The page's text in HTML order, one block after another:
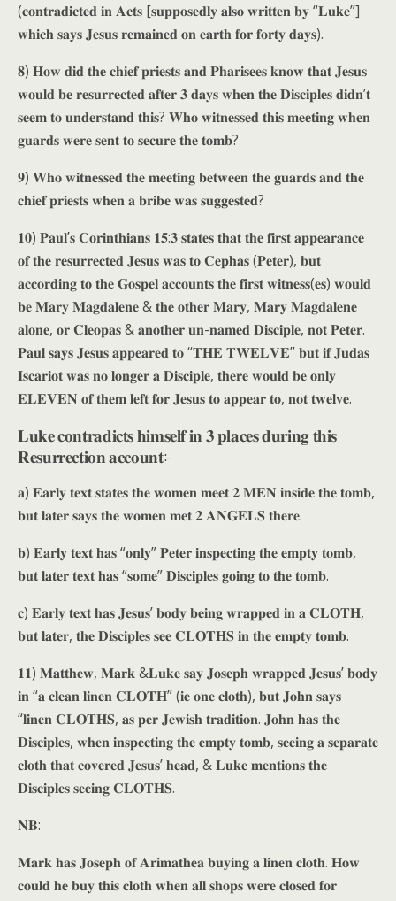
(𝐜𝐨𝐧𝐭𝐫𝐚𝐝𝐢𝐜𝐭𝐞𝐝 𝐢𝐧 𝐀𝐜𝐭𝐬 [𝐬𝐮𝐩𝐩𝐨𝐬𝐞𝐝𝐥𝐲 𝐚𝐥𝐬𝐨 𝐰𝐫𝐢𝐭𝐭𝐞𝐧 𝐛𝐲 “𝐋𝐮𝐤𝐞”]
𝐰𝐡𝐢𝐜𝐡 𝐬𝐚𝐲𝐬 𝐉𝐞𝐬𝐮𝐬 𝐫𝐞𝐦𝐚𝐢𝐧𝐞𝐝 𝐨𝐧 𝐞𝐚𝐫𝐭𝐡 𝐟𝐨𝐫 𝐟𝐨𝐫𝐭𝐲 𝐝𝐚𝐲𝐬).
𝟖) 𝐇𝐨𝐰 𝐝𝐢𝐝 𝐭𝐡𝐞 𝐜𝐡𝐢𝐞𝐟 𝐩𝐫𝐢𝐞𝐬𝐭𝐬 𝐚𝐧𝐝 𝐏𝐡𝐚𝐫𝐢𝐬𝐞𝐞𝐬 𝐤𝐧𝐨𝐰 𝐭𝐡𝐚𝐭 𝐉𝐞𝐬𝐮𝐬
𝐰𝐨𝐮𝐥𝐝 𝐛𝐞 𝐫𝐞𝐬𝐮𝐫𝐫𝐞𝐜𝐭𝐞𝐝 𝐚𝐟𝐭𝐞𝐫 𝟑 𝐝𝐚𝐲𝐬 𝐰𝐡𝐞𝐧 𝐭𝐡𝐞 𝐃𝐢𝐬𝐜𝐢𝐩𝐥𝐞𝐬 𝐝𝐢𝐝𝐧’𝐭
𝐬𝐞𝐞𝐦 𝐭𝐨 𝐮𝐧𝐝𝐞𝐫𝐬𝐭𝐚𝐧𝐝 𝐭𝐡𝐢𝐬? 𝐖𝐡𝐨 𝐰𝐢𝐭𝐧𝐞𝐬𝐬𝐞𝐝 𝐭𝐡𝐢𝐬 𝐦𝐞𝐞𝐭𝐢𝐧𝐠 𝐰𝐡𝐞𝐧
𝐠𝐮𝐚𝐫𝐝𝐬 𝐰𝐞𝐫𝐞 𝐬𝐞𝐧𝐭 𝐭𝐨 𝐬𝐞𝐜𝐮𝐫𝐞 𝐭𝐡𝐞 𝐭𝐨𝐦𝐛?
𝟗) 𝐖𝐡𝐨 𝐰𝐢𝐭𝐧𝐞𝐬𝐬𝐞𝐝 𝐭𝐡𝐞 𝐦𝐞𝐞𝐭𝐢𝐧𝐠 𝐛𝐞𝐭𝐰𝐞𝐞𝐧 𝐭𝐡𝐞 𝐠𝐮𝐚𝐫𝐝𝐬 𝐚𝐧𝐝 𝐭𝐡𝐞
𝐜𝐡𝐢𝐞𝐟 𝐩𝐫𝐢𝐞𝐬𝐭𝐬 𝐰𝐡𝐞𝐧 𝐚 𝐛𝐫𝐢𝐛𝐞 𝐰𝐚𝐬 𝐬𝐮𝐠𝐠𝐞𝐬𝐭𝐞𝐝?
𝟏𝟎) 𝐏𝐚𝐮𝐥’𝐬 𝐂𝐨𝐫𝐢𝐧𝐭𝐡𝐢𝐚𝐧𝐬 𝟏𝟓:𝟑 𝐬𝐭𝐚𝐭𝐞𝐬 𝐭𝐡𝐚𝐭 𝐭𝐡𝐞 𝐟𝐢𝐫𝐬𝐭 𝐚𝐩𝐩𝐞𝐚𝐫𝐚𝐧𝐜𝐞
𝐨𝐟 𝐭𝐡𝐞 𝐫𝐞𝐬𝐮𝐫𝐫𝐞𝐜𝐭𝐞𝐝 𝐉𝐞𝐬𝐮𝐬 𝐰𝐚𝐬 𝐭𝐨 𝐂𝐞𝐩𝐡𝐚𝐬 (𝐏𝐞𝐭𝐞𝐫), 𝐛𝐮𝐭
𝐚𝐜𝐜𝐨𝐫𝐝𝐢𝐧𝐠 𝐭𝐨 𝐭𝐡𝐞 𝐆𝐨𝐬𝐩𝐞𝐥 𝐚𝐜𝐜𝐨𝐮𝐧𝐭𝐬 𝐭𝐡𝐞 𝐟𝐢𝐫𝐬𝐭 𝐰𝐢𝐭𝐧𝐞𝐬𝐬(𝐞𝐬) 𝐰𝐨𝐮𝐥𝐝
𝐛𝐞 𝐌𝐚𝐫𝐲 𝐌𝐚𝐠𝐝𝐚𝐥𝐞𝐧𝐞 & 𝐭𝐡𝐞 𝐨𝐭𝐡𝐞𝐫 𝐌𝐚𝐫𝐲, 𝐌𝐚𝐫𝐲 𝐌𝐚𝐠𝐝𝐚𝐥𝐞𝐧𝐞
𝐚𝐥𝐨𝐧𝐞, 𝐨𝐫 𝐂𝐥𝐞𝐨𝐩𝐚𝐬 & 𝐚𝐧𝐨𝐭𝐡𝐞𝐫 𝐮𝐧-𝐧𝐚𝐦𝐞𝐝 𝐃𝐢𝐬𝐜𝐢𝐩𝐥𝐞, 𝐧𝐨𝐭 𝐏𝐞𝐭𝐞𝐫.
𝐏𝐚𝐮𝐥 𝐬𝐚𝐲𝐬 𝐉𝐞𝐬𝐮𝐬 𝐚𝐩𝐩𝐞𝐚𝐫𝐞𝐝 𝐭𝐨 “𝐓𝐇𝐄 𝐓𝐖𝐄𝐋𝐕𝐄” 𝐛𝐮𝐭 𝐢𝐟 𝐉𝐮𝐝𝐚𝐬
𝐈𝐬𝐜𝐚𝐫𝐢𝐨𝐭 𝐰𝐚𝐬 𝐧𝐨 𝐥𝐨𝐧𝐠𝐞𝐫 𝐚 𝐃𝐢𝐬𝐜𝐢𝐩𝐥𝐞, 𝐭𝐡𝐞𝐫𝐞 𝐰𝐨𝐮𝐥𝐝 𝐛𝐞 𝐨𝐧𝐥𝐲
𝐄𝐋𝐄𝐕𝐄𝐍 𝐨𝐟 𝐭𝐡𝐞𝐦 𝐥𝐞𝐟𝐭 𝐟𝐨𝐫 𝐉𝐞𝐬𝐮𝐬 𝐭𝐨 𝐚𝐩𝐩𝐞𝐚𝐫 𝐭𝐨, 𝐧𝐨𝐭 𝐭𝐰𝐞𝐥𝐯𝐞.
𝐋𝐮𝐤𝐞 𝐜𝐨𝐧𝐭𝐫𝐚𝐝𝐢𝐜𝐭𝐬 𝐡𝐢𝐦𝐬𝐞𝐥𝐟 𝐢𝐧 𝟑 𝐩𝐥𝐚𝐜𝐞𝐬 𝐝𝐮𝐫𝐢𝐧𝐠 𝐭𝐡𝐢𝐬
𝐑𝐞𝐬𝐮𝐫𝐫𝐞𝐜𝐭𝐢𝐨𝐧 𝐚𝐜𝐜𝐨𝐮𝐧𝐭:-
𝐚) 𝐄𝐚𝐫𝐥𝐲 𝐭𝐞𝐱𝐭 𝐬𝐭𝐚𝐭𝐞𝐬 𝐭𝐡𝐞 𝐰𝐨𝐦𝐞𝐧 𝐦𝐞𝐞𝐭 𝟐 𝐌𝐄𝐍 𝐢𝐧𝐬𝐢𝐝𝐞 𝐭𝐡𝐞 𝐭𝐨𝐦𝐛,
𝐛𝐮𝐭 𝐥𝐚𝐭𝐞𝐫 𝐬𝐚𝐲𝐬 𝐭𝐡𝐞 𝐰𝐨𝐦𝐞𝐧 𝐦𝐞𝐭 𝟐 𝐀𝐍𝐆𝐄𝐋𝐒 𝐭𝐡𝐞𝐫𝐞.
𝐛) 𝐄𝐚𝐫𝐥𝐲 𝐭𝐞𝐱𝐭 𝐡𝐚𝐬 “𝐨𝐧𝐥𝐲” 𝐏𝐞𝐭𝐞𝐫 𝐢𝐧𝐬𝐩𝐞𝐜𝐭𝐢𝐧𝐠 𝐭𝐡𝐞 𝐞𝐦𝐩𝐭𝐲 𝐭𝐨𝐦𝐛,
𝐛𝐮𝐭 𝐥𝐚𝐭𝐞𝐫 𝐭𝐞𝐱𝐭 𝐡𝐚𝐬 “𝐬𝐨𝐦𝐞” 𝐃𝐢𝐬𝐜𝐢𝐩𝐥𝐞𝐬 𝐠𝐨𝐢𝐧𝐠 𝐭𝐨 𝐭𝐡𝐞 𝐭𝐨𝐦𝐛.
𝐜) 𝐄𝐚𝐫𝐥𝐲 𝐭𝐞𝐱𝐭 𝐡𝐚𝐬 𝐉𝐞𝐬𝐮𝐬’ 𝐛𝐨𝐝𝐲 𝐛𝐞𝐢𝐧𝐠 𝐰𝐫𝐚𝐩𝐩𝐞𝐝 𝐢𝐧 𝐚 𝐂𝐋𝐎𝐓𝐇,
𝐛𝐮𝐭 𝐥𝐚𝐭𝐞𝐫, 𝐭𝐡𝐞 𝐃𝐢𝐬𝐜𝐢𝐩𝐥𝐞𝐬 𝐬𝐞𝐞 𝐂𝐋𝐎𝐓𝐇𝐒 𝐢𝐧 𝐭𝐡𝐞 𝐞𝐦𝐩𝐭𝐲 𝐭𝐨𝐦𝐛.
𝟏𝟏) 𝐌𝐚𝐭𝐭𝐡𝐞𝐰, 𝐌𝐚𝐫𝐤 &𝐋𝐮𝐤𝐞 𝐬𝐚𝐲 𝐉𝐨𝐬𝐞𝐩𝐡 𝐰𝐫𝐚𝐩𝐩𝐞𝐝 𝐉𝐞𝐬𝐮𝐬’ 𝐛𝐨𝐝𝐲
𝐢𝐧 “𝐚 𝐜𝐥𝐞𝐚𝐧 𝐥𝐢𝐧𝐞𝐧 𝐂𝐋𝐎𝐓𝐇” (𝐢𝐞 𝐨𝐧𝐞 𝐜𝐥𝐨𝐭𝐡), 𝐛𝐮𝐭 𝐉𝐨𝐡𝐧 𝐬𝐚𝐲𝐬
“𝐥𝐢𝐧𝐞𝐧 𝐂𝐋𝐎𝐓𝐇𝐒, 𝐚𝐬 𝐩𝐞𝐫 𝐉𝐞𝐰𝐢𝐬𝐡 𝐭𝐫𝐚𝐝𝐢𝐭𝐢𝐨𝐧. 𝐉𝐨𝐡𝐧 𝐡𝐚𝐬 𝐭𝐡𝐞
𝐃𝐢𝐬𝐜𝐢𝐩𝐥𝐞𝐬, 𝐰𝐡𝐞𝐧 𝐢𝐧𝐬𝐩𝐞𝐜𝐭𝐢𝐧𝐠 𝐭𝐡𝐞 𝐞𝐦𝐩𝐭𝐲 𝐭𝐨𝐦𝐛, 𝐬𝐞𝐞𝐢𝐧𝐠 𝐚 𝐬𝐞𝐩𝐚𝐫𝐚𝐭𝐞
𝐜𝐥𝐨𝐭𝐡 𝐭𝐡𝐚𝐭 𝐜𝐨𝐯𝐞𝐫𝐞𝐝 𝐉𝐞𝐬𝐮𝐬’ 𝐡𝐞𝐚𝐝, & 𝐋𝐮𝐤𝐞 𝐦𝐞𝐧𝐭𝐢𝐨𝐧𝐬 𝐭𝐡𝐞
𝐃𝐢𝐬𝐜𝐢𝐩𝐥𝐞𝐬 𝐬𝐞𝐞𝐢𝐧𝐠 𝐂𝐋𝐎𝐓𝐇𝐒.
𝐍𝐁:
𝐌𝐚𝐫𝐤 𝐡𝐚𝐬 𝐉𝐨𝐬𝐞𝐩𝐡 𝐨𝐟 𝐀𝐫𝐢𝐦𝐚𝐭𝐡𝐞𝐚 𝐛𝐮𝐲𝐢𝐧𝐠 𝐚 𝐥𝐢𝐧𝐞𝐧 𝐜𝐥𝐨𝐭𝐡. 𝐇𝐨𝐰
𝐜𝐨𝐮𝐥𝐝 𝐡𝐞 𝐛𝐮𝐲 𝐭𝐡𝐢𝐬 𝐜𝐥𝐨𝐭𝐡 𝐰𝐡𝐞𝐧 𝐚𝐥𝐥 𝐬𝐡𝐨𝐩𝐬 𝐰𝐞𝐫𝐞 𝐜𝐥𝐨𝐬𝐞𝐝 𝐟𝐨𝐫